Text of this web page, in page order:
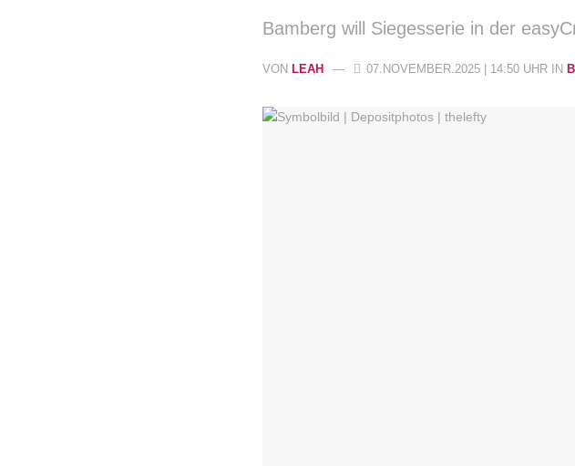
Bamberg will Siegesserie in der
VON LEAH 07.NOVEMBER.2025 | 14:50 UHR IN